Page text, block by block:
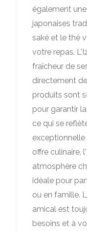
également
japonaises
saké et le thé
votre repas.
fraîcheur de
directement
produits sont
pour garantir
ce qui se
exceptionnelle
offre culinaire,
atmosphère
idéale pour
ou en famille.
amical est
besoins et à